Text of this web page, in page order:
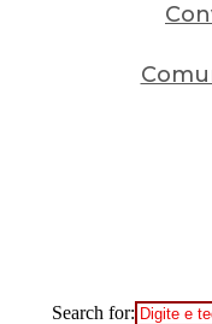
Search for: